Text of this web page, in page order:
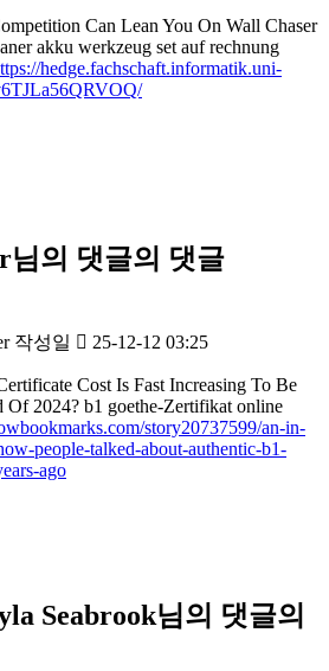
Can Lean You On Wall Chaser
akku werkzeug set auf rechnung
hedge.fachschaft.informatik.uni-
님의 댓글의 댓글
작성일 25-12-12 03:25
Cost Is Fast Increasing To Be
Of 2024? b1 goethe-Zertifikat online
story20737599/an-in-
people-talked-about-authentic-b1-
ago
Seabrook님의 댓글의